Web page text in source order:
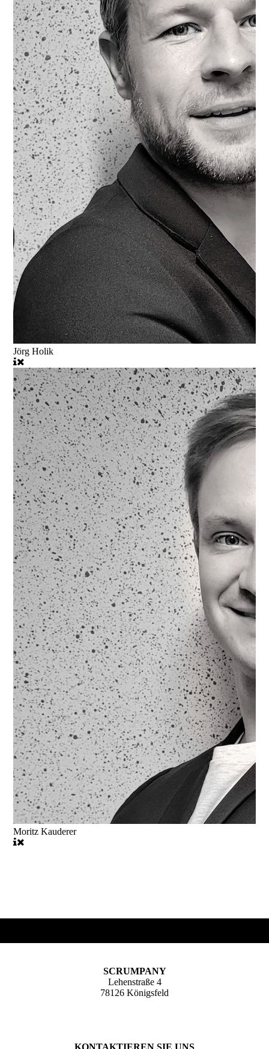
Jörg Holik
Moritz Kauderer
SCRUMPANY
Lehenstraße 4
78126 Königsfeld